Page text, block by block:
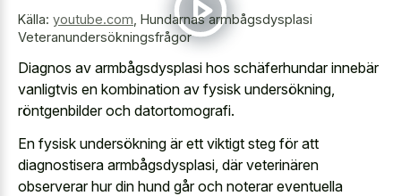
Källa: youtube.com Hundarnas armbågsdysplasi
Veteranundersökningsfrågor
Diagnos av armbågsdysplasi hos schäferhundar innebär
vanligtvis en kombination av fysisk undersökning,
röntgenbilder och datortomografi.
En fysisk undersökning är ett viktigt steg för att
diagnostisera armbågsdysplasi, där veterinären
observerar hur din hund går och noterar eventuella